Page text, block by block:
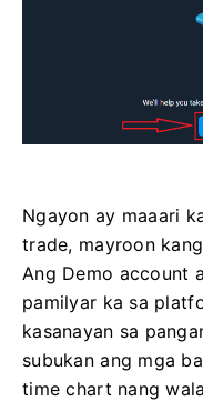
Ngayon ay maaari
trade, mayroon
Ang Demo account
pamilyar ka sa
kasanayan sa
subukan ang mga
time chart nang